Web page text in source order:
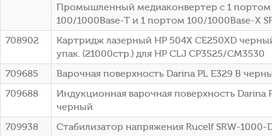
Промышленный медиаконвертер с 1 портом
100/1000Base-T и 1 портом 100/1000Base-X
708902
Картридж лазерный HP 504X CE250XD
упак. (21000стр.) для HP CLJ CP3525/CM3530
709685
Варочная поверхность Darina PL E329 B
709688
Индукционная варочная поверхность Darina
черный
709938
Стабилизатор напряжения Rucelf SRW-1000-